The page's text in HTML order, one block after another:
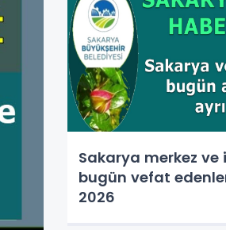
Sakarya merkez ve
bugün vefat
2026